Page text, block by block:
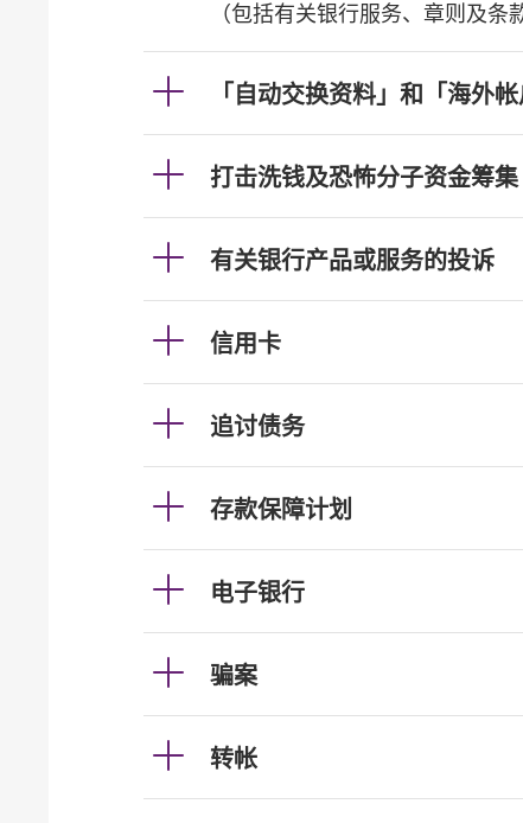
（包括有关银行服务、章则及条
「自动交换资料」和「海外
打击洗钱及恐怖分子资金筹集
有关银行产品或服务的投诉
信用卡
追讨债务
存款保障计划
电子银行
骗案
转帐